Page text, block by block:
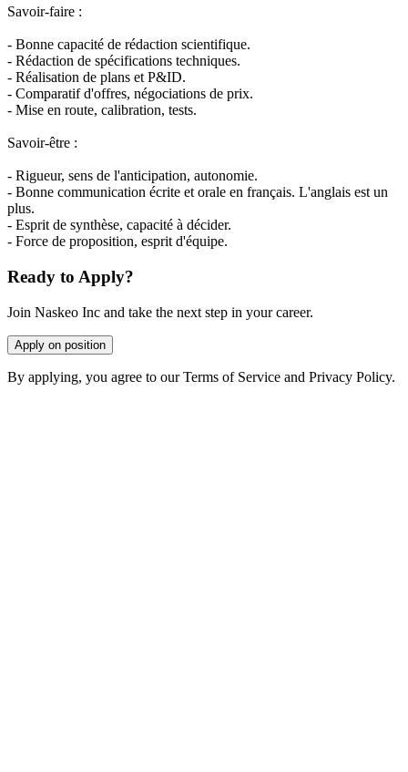
Savoir-faire :
- Bonne capacité de rédaction scientifique.
- Rédaction de spécifications techniques.
- Réalisation de plans et P&ID.
- Comparatif d'offres, négociations de prix.
- Mise en route, calibration, tests.
Savoir-être :
- Rigueur, sens de l'anticipation, autonomie.
- Bonne communication écrite et orale en français. L'anglais est un
plus.
- Esprit de synthèse, capacité à décider.
- Force de proposition, esprit d'équipe.
Ready to Apply?
Join Naskeo Inc and take the next step in your career.
Apply on position
By applying, you agree to our Terms of Service and Privacy Policy.